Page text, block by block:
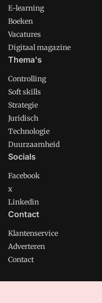
E-learning
Boeken
Vacatures
Digitaal magazine
Thema's
Controlling
Soft skills
Strategie
Juridisch
Technologie
Duurzaamheid
Socials
Facebook
x
Linkedin
Contact
Klantenservice
Adverteren
Contact